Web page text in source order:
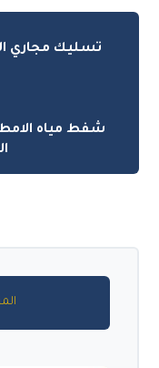
تسليك مجاري
شفط مياه